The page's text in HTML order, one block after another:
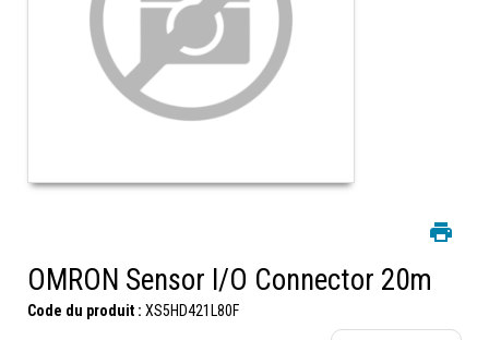
OMRON Sensor I/O Connector 20m
Code du produit : XS5HD421L80F